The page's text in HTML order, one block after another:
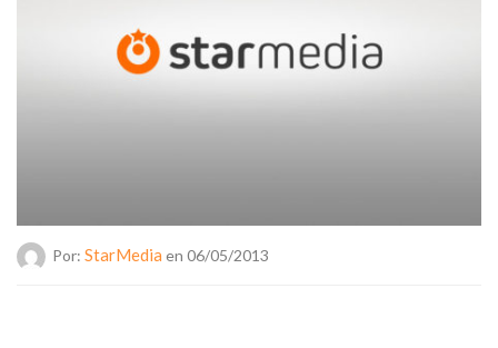
Por: StarMedia en 06/05/2013